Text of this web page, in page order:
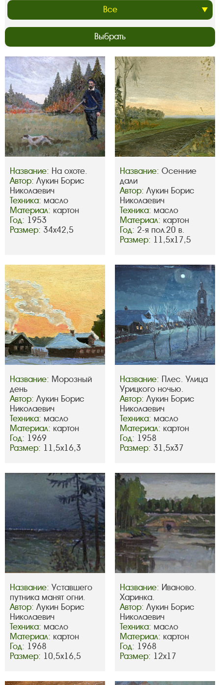
Выбрать
Название: На охоте.
Автор: Лукин Борис
Николаевич
Техника: масло
Материал: картон
Год: 1953
Размер: 34х42,5
Название: Осенние
дали
Автор: Лукин Борис
Николаевич
Техника: масло
Материал: картон
Год: 2-я пол.20 в.
Размер: 11,5х17,5
Название: Морозный
день
Автор: Лукин Борис
Николаевич
Техника: масло
Материал: картон
Год: 1969
Размер: 11,5х16,3
Название: Плес. Улица
Урицкого ночью.
Автор: Лукин Борис
Николаевич
Техника: масло
Материал: картон
Год: 1958
Размер: 31,5х37
Название: Уставшего
путника манят огни.
Автор: Лукин Борис
Николаевич
Техника: масло
Материал: картон
Год: 1968
Размер: 10,5х16,5
Название: Иваново.
Харинка.
Автор: Лукин Борис
Николаевич
Техника: масло
Материал: картон
Год: 1968
Размер: 12х17